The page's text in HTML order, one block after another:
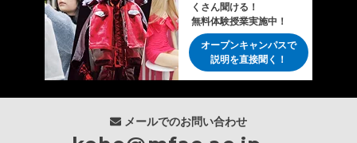
くさん聞ける！
無料体験授業実施中！
オープンキャンパスで
説明を直接聞く！
メールでのお問い合わせ